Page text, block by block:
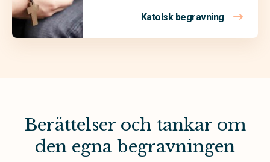
Katolsk begravning
Berättelser och tankar om
den egna begravningen